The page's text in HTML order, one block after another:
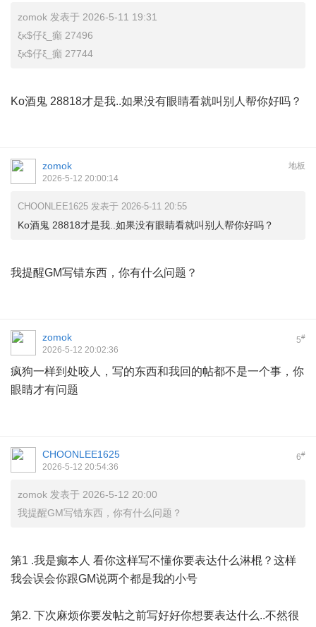
zomok 发表于 2026-5-11 19:31
ξκ$仔ξ_癲 27496
ξκ$仔ξ_癲 27744
Ko酒鬼 28818才是我..如果没有眼睛看就叫别人帮你好吗？
地板
zomok
2026-5-12 20:00:14
CHOONLEE1625 发表于 2026-5-11 20:55
Ko酒鬼 28818才是我..如果没有眼睛看就叫别人帮你好吗？
我提醒GM写错东西，你有什么问题？
5#
zomok
2026-5-12 20:02:36
疯狗一样到处咬人，写的东西和我回的帖都不是一个事，你
眼睛才有问题
6#
CHOONLEE1625
2026-5-12 20:54:36
zomok 发表于 2026-5-12 20:00
我提醒GM写错东西，你有什么问题？
第1 .我是癫本人 看你这样写不懂你要表达什么淋棍？这样
我会误会你跟GM说两个都是我的小号
第2. 下次麻烦你要发帖之前写好好你想要表达什么..不然很